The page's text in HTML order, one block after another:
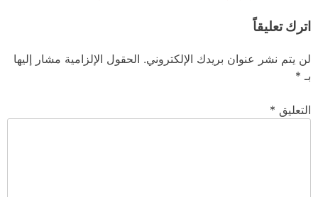
اترك تعليقاً
لن يتم نشر عنوان بريدك الإلكتروني. الحقول الإلزامية مشار إليها
بـ *
التعليق *